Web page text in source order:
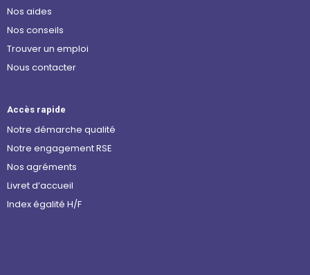
Nos aides
Nos conseils
Trouver un emploi
Nous contacter
Accès rapide
Notre démarche qualité
Notre engagement RSE
Nos agréments
Livret d’accueil
Index égalité H/F